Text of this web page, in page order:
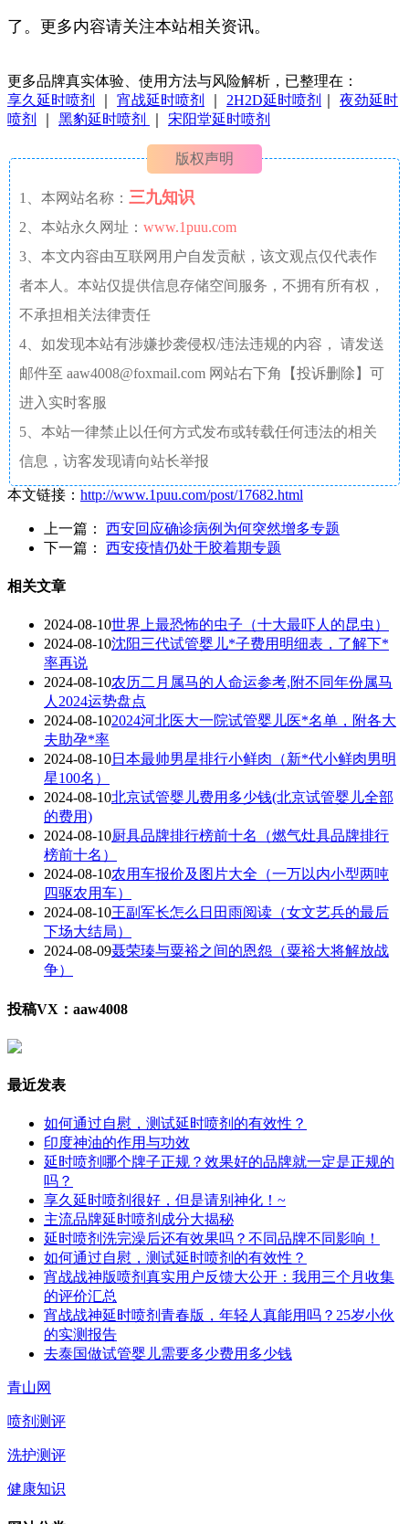
了。更多内容请关注本站相关资讯。
更多品牌真实体验、使用方法与风险解析，已整理在：
享久延时喷剂
宵战延时喷剂 2H2D延时喷剂
夜劲延时
喷剂
黑豹延时喷剂 宋阳堂延时喷剂
版权声明
1、本网站名称： 三九知识
2、本站永久网址： www.1puu.com
3、本文内容由互联网用户自发贡献，该文观点仅代表作
者本人。本站仅提供信息存储空间服务，不拥有所有权，
不承担相关法律责任
4、如发现本站有涉嫌抄袭侵权/违法违规的内容， 请发送
邮件至 aaw4008@foxmail.com 网站右下角【投诉删除】可
进入实时客服
5、本站一律禁止以任何方式发布或转载任何违法的相关
信息，访客发现请向站长举报
本文链接： http://www.1puu.com/post/17682.html
上一篇： 西安回应确诊病例为何突然增多专题
下一篇： 西安疫情仍处于胶着期专题
相关文章
2024-08-10世界上最恐怖的虫子（十大最吓人的昆虫）
2024-08-10沈阳三代试管婴儿*子费用明细表，了解下*
率再说
2024-08-10农历二月属马的人命运参考,附不同年份属马
人2024运势盘点
2024-08-102024河北医大一院试管婴儿医*名单，附各大
夫助孕*率
2024-08-10日本最帅男星排行小鲜肉（新*代小鲜肉男明
星100名）
2024-08-10北京试管婴儿费用多少钱(北京试管婴儿全部
的费用)
2024-08-10厨具品牌排行榜前十名（燃气灶具品牌排行
榜前十名）
2024-08-10农用车报价及图片大全（一万以内小型两吨
四驱农用车）
2024-08-10王副军长怎么日田雨阅读（女文艺兵的最后
下场大结局）
2024-08-09聂荣瑧与粟裕之间的恩怨（粟裕大将解放战
争）
投稿VX：aaw4008
最近发表
如何通过自慰，测试延时喷剂的有效性？
印度神油的作用与功效
延时喷剂哪个牌子正规？效果好的品牌就一定是正规的
吗？
享久延时喷剂很好，但是请别神化！~
主流品牌延时喷剂成分大揭秘
延时喷剂洗完澡后还有效果吗？不同品牌不同影响！
如何通过自慰，测试延时喷剂的有效性？
宵战战神版喷剂真实用户反馈大公开：我用三个月收集
的评价汇总
宵战战神延时喷剂青春版，年轻人真能用吗？25岁小伙
的实测报告
去泰国做试管婴儿需要多少费用多少钱
青山网
喷剂测评
洗护测评
健康知识